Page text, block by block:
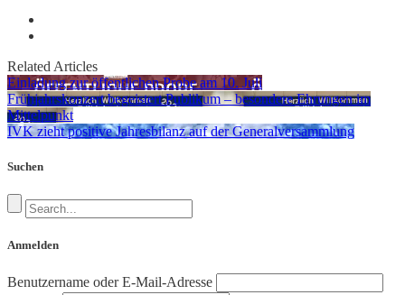
Related Articles
Einladung zur öffentlichen Probe am 10. Juli
Frühjahrskonzert begeistert Publikum – besondere Ehrungen im
Mittelpunkt
IVK zieht positive Jahresbilanz auf der Generalversammlung
Suchen
Anmelden
Benutzername oder E-Mail-Adresse